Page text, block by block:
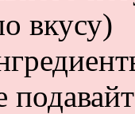
вкусу)